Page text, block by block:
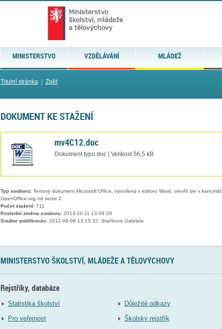
MINISTERSTVO VZDĚLÁVÁNÍ MLÁDEŽ
Titulní stránka| Zpět
DOKUMENT KE STAŽENÍ
mv4C12.doc
Dokument typu doc | Velikost 56,5 kB
Typ souboru:Textový dokument Microsoft Office, vytvořený v editoru Word, otevřít lze v
OpenOffice.org od verze 2.
Počet stažení:711
Poslední změna souboru:2013-10-11 13:09:28
Soubor publikován:2012-06-08 13:15:32, Staňková Gabriela
MINISTERSTVO ŠKOLSTVÍ, MLÁDEŽE A TĚLOVÝCHOVY
Rejstříky, databáze
Statistika školství
Pro veřejnost
Důležité odkazy
Školský rejstřík